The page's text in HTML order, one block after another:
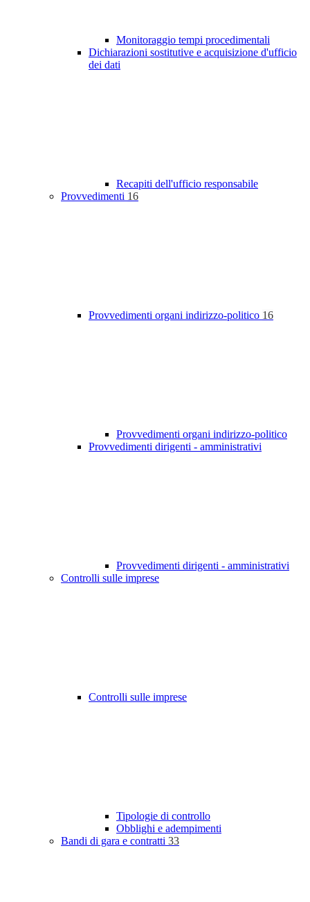
Monitoraggio tempi procedimentali
Dichiarazioni sostitutive e acquisizione d'ufficio
dei dati
Recapiti dell'ufficio responsabile
Provvedimenti 16
Provvedimenti organi indirizzo-politico 16
Provvedimenti organi indirizzo-politico
Provvedimenti dirigenti - amministrativi
Provvedimenti dirigenti - amministrativi
Controlli sulle imprese
Controlli sulle imprese
Tipologie di controllo
Obblighi e adempimenti
Bandi di gara e contratti 33